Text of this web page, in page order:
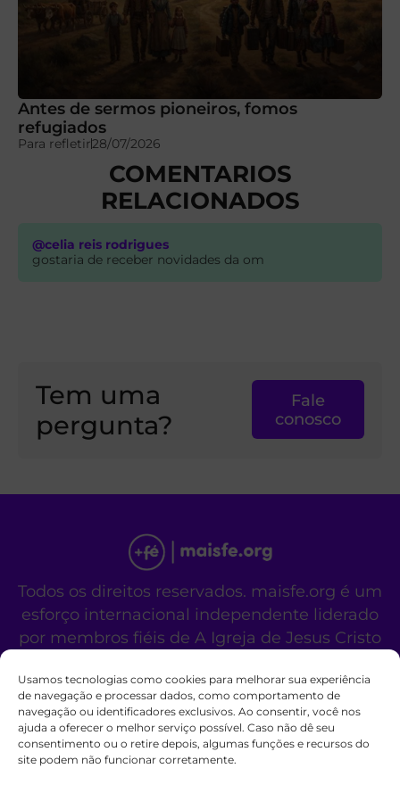
Usamos tecnologias como cookies para melhorar sua experiência
de navegação e processar dados, como comportamento de
navegação ou identificadores exclusivos. Ao consentir, você nos
ajuda a oferecer o melhor serviço possível. Caso não dê seu
consentimento ou o retire depois, algumas funções e recursos do
site podem não funcionar corretamente.
Antes de sermos pioneiros, fomos
refugiados
Para refletir28/07/2026
COMENTARIOS
RELACIONADOS
@celia reis rodrigues
gostaria de receber novidades da om
Tem uma
pergunta?
Fale
conosco
Todos os direitos reservados. maisfe.org é um
esforço internacional independente liderado
por membros fiéis de A Igreja de Jesus Cristo
Este site não é um site oficial da organização
religiosa mencionada acima.
Fale Conosco Políticas de Cookies